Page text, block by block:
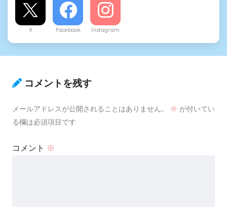
X Facebook Instagram
コメントを残す
メールアドレスが公開されることはありません。 ※ が付いてい
る欄は必須項目です
コメント ※